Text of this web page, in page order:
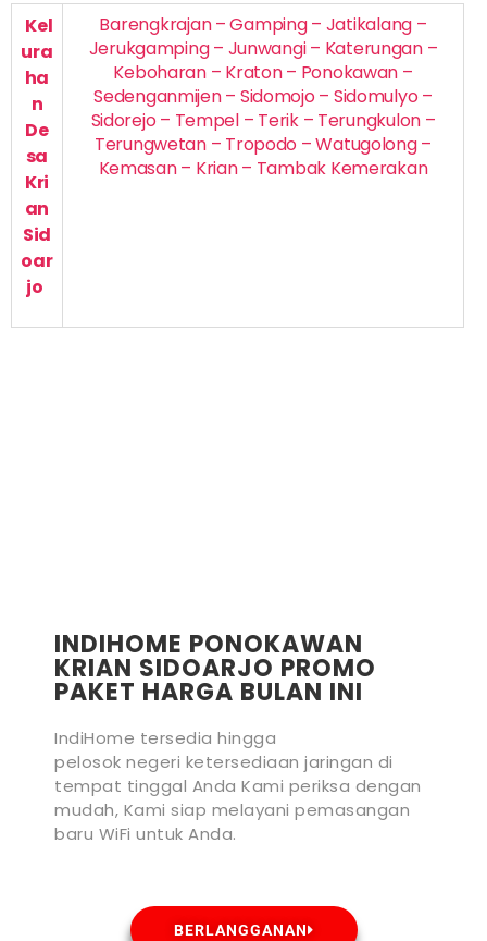
Kel
ura
ha
n
De
sa
Kri
an
Sid
oar
jo
Barengkrajan – Gamping – Jatikalang –
Jerukgamping – Junwangi – Katerungan –
Keboharan – Kraton – Ponokawan –
Sedenganmijen – Sidomojo – Sidomulyo –
Sidorejo – Tempel – Terik – Terungkulon –
Terungwetan – Tropodo – Watugolong –
Kemasan – Krian – Tambak Kemerakan
INDIHOME PONOKAWAN
KRIAN SIDOARJO PROMO
PAKET HARGA BULAN INI
IndiHome tersedia hingga
pelosok negeri ketersediaan jaringan di
tempat tinggal Anda Kami periksa dengan
mudah, Kami siap melayani pemasangan
baru WiFi untuk Anda.
BERLANGGANAN